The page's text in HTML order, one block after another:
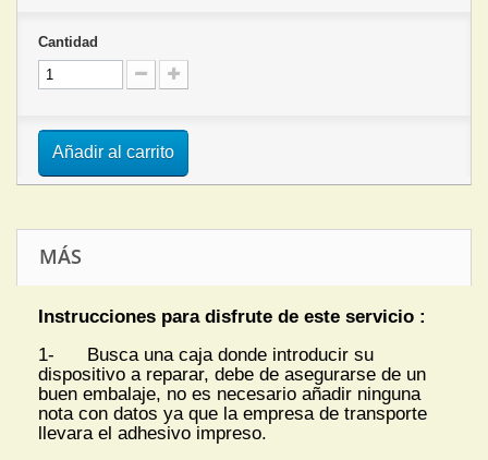
Cantidad
Añadir al carrito
MÁS
Instrucciones para disfrute de este servicio :
1- Busca una caja donde introducir su
dispositivo a reparar, debe de asegurarse de un
buen embalaje, no es necesario añadir ninguna
nota con datos ya que la empresa de transporte
llevara el adhesivo impreso.